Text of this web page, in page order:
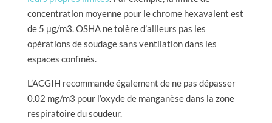
concentration moyenne pour le chrome hexavalent est
de 5 μg/m3. OSHA ne tolère d’ailleurs pas les
opérations de soudage sans ventilation dans les
espaces confinés.
L’ACGIH recommande également de ne pas dépasser
0.02 mg/m3 pour l’oxyde de manganèse dans la zone
respiratoire du soudeur.